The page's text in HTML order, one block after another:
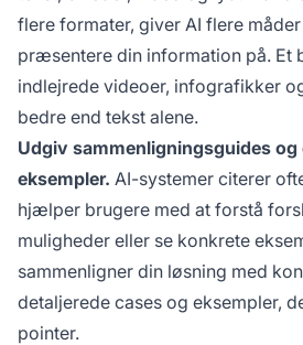
flere formater, giver AI flere
præsentere din information på. Et
indlejrede videoer, infografikker
bedre end tekst alene.
Udgiv sammenligningsguides og
eksempler. AI-systemer citerer
hjælper brugere med at forstå
muligheder eller se konkrete
sammenligner din løsning med
detaljerede cases og eksempler,
pointer.